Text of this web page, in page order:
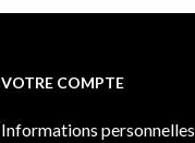
VOTRE COMPTE
Informations personnelles